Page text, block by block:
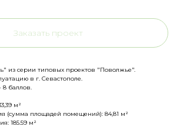
Заказать проект
из серии типовых проектов "Поволжье".
в г. Севастополе.
8 баллов.
м²
(сумма площадей помещений): 84,81 м²
185.59 м²